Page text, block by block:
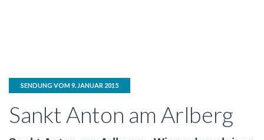
SENDUNG VOM 9. JANUAR 2015
Sankt Anton am Arlberg